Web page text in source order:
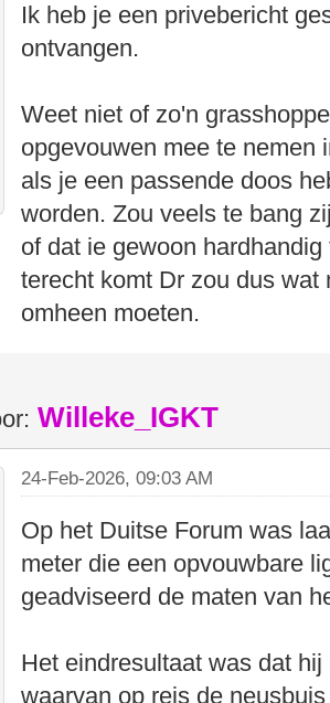
Ik heb je een privebericht
ontvangen.
Weet niet of zo'n
opgevouwen mee te nemen
als je een passende doos
worden. Zou veels te bang
of dat ie gewoon
terecht komt Dr zou dus
omheen moeten.
Willeke_IGKT
24-Feb-2026, 09:03 AM
Op het Duitse Forum was
meter die een opvouwbare
geadviseerd de maten van
Het eindresultaat was dat
waarvan op reis de